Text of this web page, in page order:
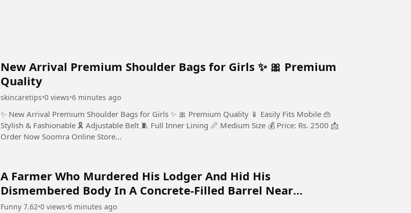
New Arrival Premium Shoulder Bags for Girls ✨ 🎀 Premium
Quality
skincaretips•0 views•6 minutes ago
✨ New Arrival Premium Shoulder Bags for Girls ✨ 🎀 Premium Quality 📱 Easily Fits Mobile 👜
Stylish & Fashionable 🎗️ Adjustable Belt 🧵 Full Inner Lining 📏 Medium Size 💰 Price: Rs. 2500 📩
Order Now Soomra Online Store...
A Farmer Who Murdered His Lodger And Hid His
Dismembered Body In A Concrete-Filled Barrel Near
Barnsley, England
Funny 7.62•0 views•6 minutes ago